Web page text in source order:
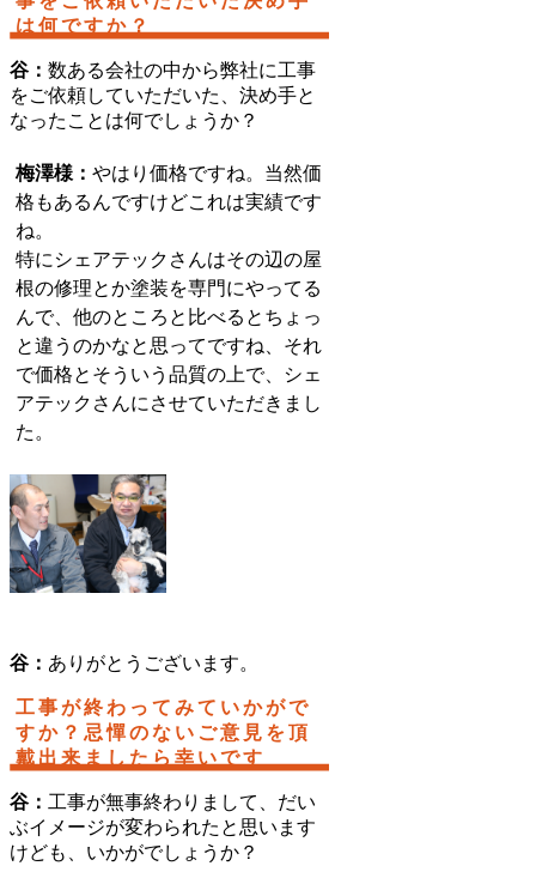
は何ですか？
谷： 数ある会社の中から弊社に工事
をご依頼していただいた、決め手と
なったことは何でしょうか？
梅澤様： やはり価格ですね。当然価
格もあるんですけどこれは実績です
ね。
特にシェアテックさんはその辺の屋
根の修理とか塗装を専門にやってる
んで、他のところと比べるとちょっ
と違うのかなと思ってですね、それ
で価格とそういう品質の上で、シェ
アテックさんにさせていただきまし
た。
谷： ありがとうございます。
工事が終わってみていかがで
すか？忌憚のないご意見を頂
戴出来ましたら幸いです
谷： 工事が無事終わりまして、だい
ぶイメージが変わられたと思います
けども、いかがでしょうか？